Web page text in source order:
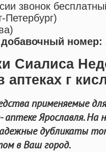
звонок
Петербург)
номер:
Сиалиса
аптеках г
применяемые
Ярославля.
дубликаты
в Ваш город.